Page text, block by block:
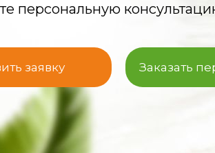
персональную
заявку Заказать